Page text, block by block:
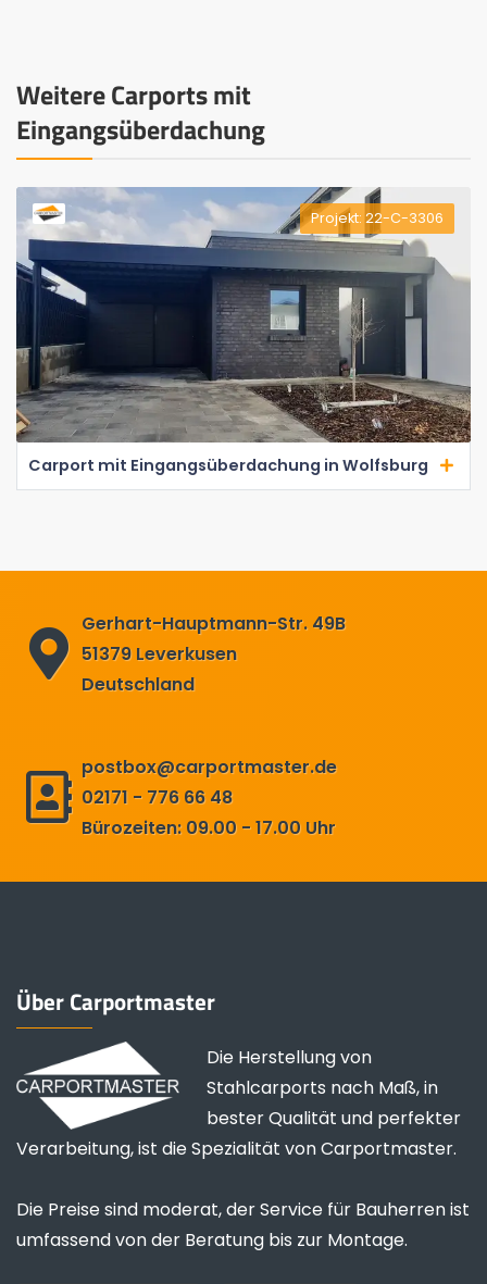
Weitere Carports mit
Eingangsüberdachung
Projekt: 22-C-3306
Carport mit Eingangsüberdachung in Wolfsburg
Gerhart-Hauptmann-Str. 49B
51379 Leverkusen
Deutschland
postbox@carportmaster.de
02171 - 776 66 48
Bürozeiten: 09.00 - 17.00 Uhr
Über Carportmaster
Die Herstellung von
Stahlcarports nach Maß, in
bester Qualität und perfekter
Verarbeitung, ist die Spezialität von Carportmaster.
Die Preise sind moderat, der Service für Bauherren ist
umfassend von der Beratung bis zur Montage.